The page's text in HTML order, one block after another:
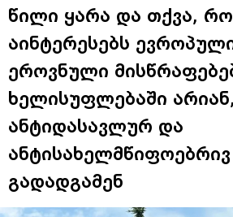
წილი ყარა და თქვა,
აინტერესებს
ეროვნული
ხელისუფლებაში
ანტიდასავლურ და
ანტისახელმწიფოებრივ
გადადგამენ